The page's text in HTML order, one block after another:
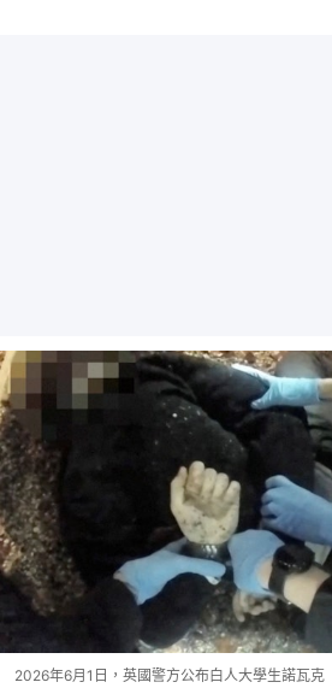
2026年6月1日，英國警方公布白人大學生諾瓦